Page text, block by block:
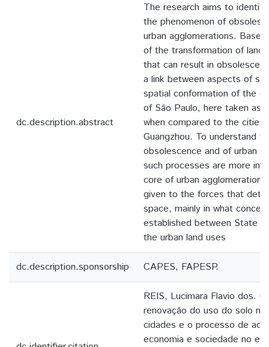
dc.description.abstract
The research aims to
the phenomenon of
urban agglomerations.
of the transformation of land
that can result in
a link between aspects of
spatial conformation of the
of São Paulo, here taken as
when compared to the cities
Guangzhou. To understand
obsolescence and of urban
such processes are more
core of urban
given to the forces that
space, mainly in what
established between State
the urban land uses
dc.description.sponsorship CAPES, FAPESP.
REIS, Lucimara Flavio dos.
renovação do uso do solo
cidades e o processo de
economia e sociedade no